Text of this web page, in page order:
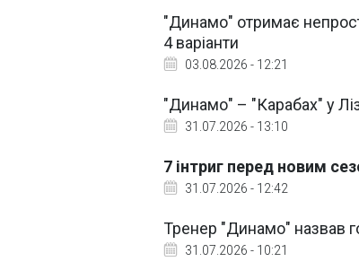
"Динамо" отримає
4 варіанти
03.08.2026 - 12:21
"Динамо" – "Карабах" у
31.07.2026 - 13:10
7 інтриг перед новим
31.07.2026 - 12:42
Тренер "Динамо" назвав
31.07.2026 - 10:21